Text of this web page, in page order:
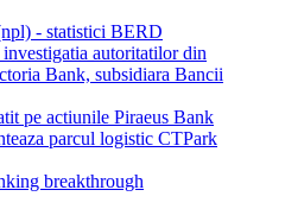
- statistici BERD
autoritatilor din
Bank, subsidiara Bancii
pe actiunile Piraeus Bank
parcul logistic CTPark
breakthrough